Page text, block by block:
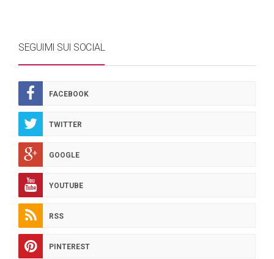
SEGUIMI SUI SOCIAL
FACEBOOK
TWITTER
GOOGLE
YOUTUBE
RSS
PINTEREST